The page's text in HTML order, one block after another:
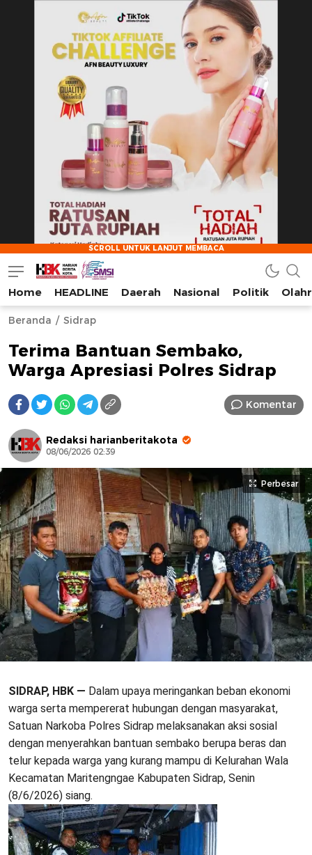
AFN BEAUTY LUXURY
HarianBeritaKota
Mengabarkan Setiap Detil, Sudut, dan Cerita Kota
Home HEADLINE Daerah Nasional Politik
Beranda Sidrap
Terima Bantuan Sembako,
Warga Apresiasi Polres Sidrap
Komentar
Redaksi harianberitakota
08/06/2026 02:39
Perbesar
SIDRAP, HBK — Dalam upaya meringankan beban ekonomi
warga serta mempererat hubungan dengan masyarakat,
Satuan Narkoba Polres Sidrap melaksanakan aksi sosial
dengan menyerahkan bantuan sembako berupa beras dan
telur kepada warga yang kurang mampu di Kelurahan Wala
Kecamatan Maritengngae Kabupaten Sidrap, Senin
(8/6/2026) siang.